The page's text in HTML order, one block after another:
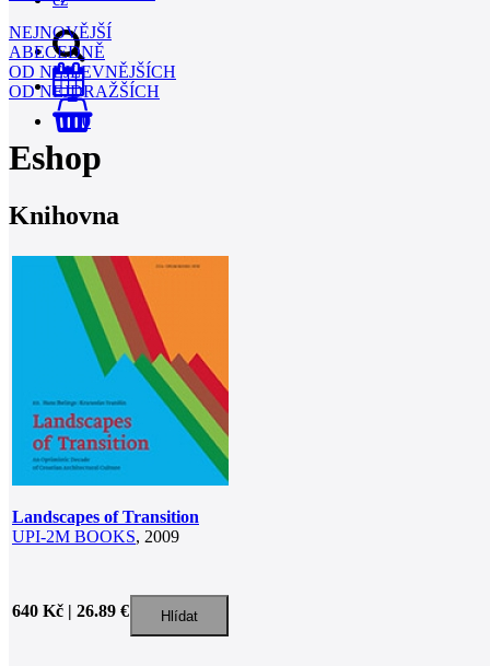
0
NEJNOVĚJŠÍ
ABECEDNĚ
OD NEJLEVNĚJŠÍCH
OD NEJDRAŽŠÍCH
Eshop
Knihovna
Landscapes of Transition
UPI-2M BOOKS, 2009
640 Kč | 26.89 €